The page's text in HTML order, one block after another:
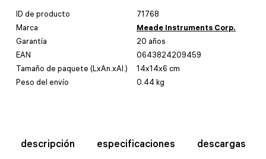
ID de producto
71768
Marca
Meade Instruments Corp.
Garantía
20 años
EAN
0643824209459
Tamaño de paquete (LxAn.xAl.)
14x14x6 cm
Peso del envío
0.44 kg
descripción especificaciones descargas